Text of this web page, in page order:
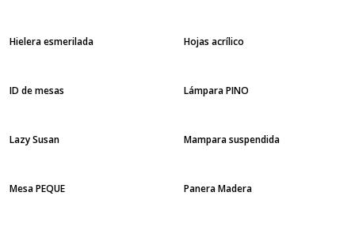
Hielera esmerilada Hojas acrílico
ID de mesas Lámpara PINO
Lazy Susan Mampara suspendida
Mesa PEQUE Panera Madera